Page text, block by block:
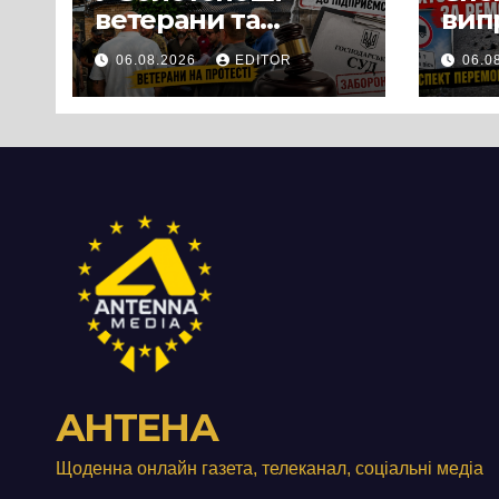
ветерани та
місцеві жителі
вийшли на
протест до стін
виробництвом
м’яса птиці
06.08.2026 EDITOR
АНТЕНА
Щоденна онлайн газета, телеканал, соціальні медіа